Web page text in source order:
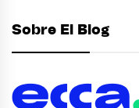
Sobre El Blog